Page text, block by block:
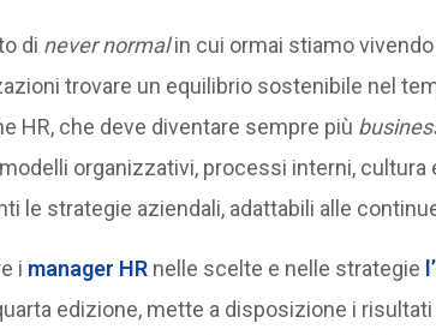
di never normalin cui ormai stiamo
trovare un equilibrio sostenibile nel
HR, che deve diventare sempre più
organizzativi, processi interni,
le strategie aziendali, adattabili alle
i manager HRnelle scelte e nelle strategie
edizione, mette a disposizione i